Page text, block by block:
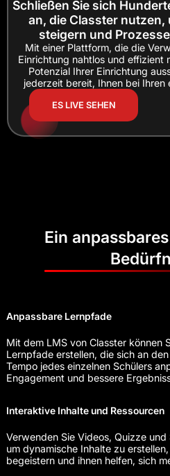
Schließen Sie sich
an, die Classter
steigern und
Mit einer Plattform, die die
Einrichtung nahtlos und effizient
Potenzial Ihrer Einrichtung
jederzeit bereit, Ihnen bei Ihren
ES LIVE SEHEN
Ein
Anpassbare Lernpfade
Mit dem LMS von Classter können
Lernpfade erstellen, die sich an
Tempo jedes einzelnen Schülers
Engagement und bessere
Interaktive Inhalte und Ressourcen
Verwenden Sie Videos, Quizze und
um dynamische Inhalte zu
begeistern und ihnen helfen, sich